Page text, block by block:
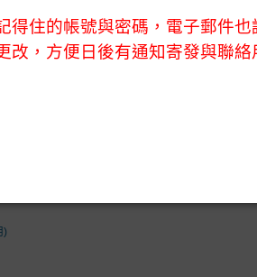
會員天地 (Members)
開業額度及抽審原則
)